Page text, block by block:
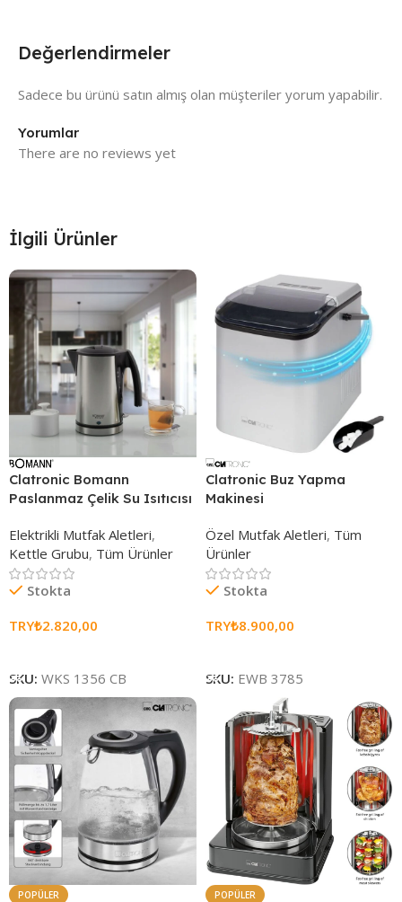
Değerlendirmeler
Yorumlar
There are no reviews yet
Sadece bu ürünü satın almış olan müşteriler yorum yapabilir.
İlgili Ürünler
Clatronic Bomann
Paslanmaz Çelik Su Isıtıcısı
Elektrikli Mutfak Aletleri,
Kettle Grubu, Tüm Ürünler
Stokta
TRY₺2.820,00
SKU: WKS 1356 CB
Clatronic Buz Yapma
Makinesi
Özel Mutfak Aletleri, Tüm
Ürünler
Stokta
TRY₺8.900,00
SKU: EWB 3785
POPÜLER POPÜLER